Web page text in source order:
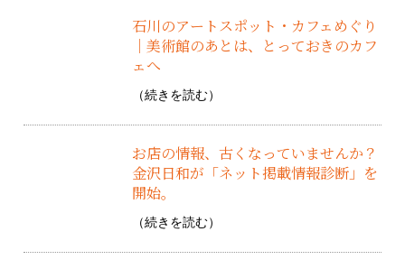
石川のアートスポット・カフェめぐり
｜美術館のあとは、とっておきのカフ
ェへ
（続きを読む）
お店の情報、古くなっていませんか？
金沢日和が「ネット掲載情報診断」を
開始。
（続きを読む）